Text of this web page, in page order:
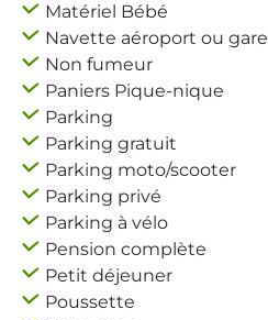
Matériel Bébé
Navette aéroport ou gare
Non fumeur
Paniers Pique-nique
Parking
Parking gratuit
Parking moto/scooter
Parking privé
Parking à vélo
Pension complète
Petit déjeuner
Poussette